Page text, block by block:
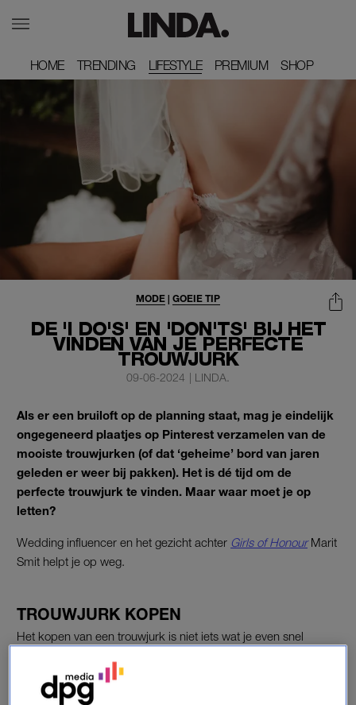
HOME
HOME TRENDING
TRENDING LIFESTYLE PREMIUM
PREMIUM SHOP
SHOP
DE 'I DO'S' EN 'DON'TS' BIJ HET
VINDEN VAN JE PERFECTE
TROUWJURK
MODE | GOEIE TIP
09-06-2024 | LINDA.
Als er een bruiloft op de planning staat, mag je eindelijk
ongegeneerd plaatjes op Pinterest verzamelen van de
mooiste trouwjurken (of dat ‘geheime’ bord van jaren
geleden er weer bij pakken). Het is dé tijd om de
perfecte trouwjurk te vinden. Maar waar moet je op
letten?
Wedding influencer en het gezicht achter Girls of HonourMarit
Smit helpt je op weg.
TROUWJURK KOPEN
Het kopen van een trouwjurk is niet iets wat je even snel
prijzen rond de 2.500 euro. Daarom is het belangrijk dat je
goed voorbereid naar je eerste pasafspraak gaat.